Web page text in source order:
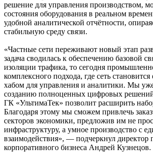
решение для управления производством,
состояния оборудования в реальном
удобной аналитической отчётности,
стабильную среду связи.
«Частные сети переживают новый этап
задача сводилась к обеспечению базовой
изоляции трафика, то сегодня
комплексного подхода, где сеть
хабом для управления и аналитики. Мы
созданию полноценных цифровых
ГК «УльтимаТек» позволит расширить
Благодаря этому мы сможем привлечь
секторов экономики, предложив им не
инфраструктуру, а умное производство с
взаимодействия», — подчеркнул директор
корпоративного бизнеса Андрей Кузнецов.